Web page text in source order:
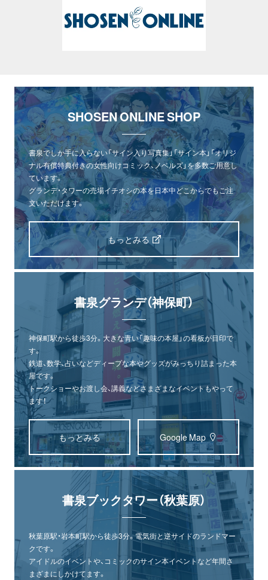
SHOSEN ONLINE SHOP
書泉でしか手に入らない「サイン入り写真集」「サイン本」「オリジ
ナル有償特典付きの女性向けコミック、ノベルズ」を多数ご用意し
ています。
グランデ・タワーの売場イチオシの本を日本中どこからでもご注
文いただけます。
もっとみる
書泉グランデ（神保町）
神保町駅から徒歩3分。大きな青い「趣味の本屋」の看板が目印で
す。
鉄道、数学、占いなどディープな本やグッズがみっちり詰まった本
屋です。
トークショーやお渡し会、講義などさまざまなイベントもやって
ます！
もっとみる Google Map
書泉ブックタワー（秋葉原）
秋葉原駅・岩本町駅から徒歩3分。電気街と逆サイドのランドマー
クです。
アイドルのイベントや、コミックのサイン本イベントなど年間さ
まざまにしかけてます。
オンライン
ショップ
書泉グランデ
（神保町）
書泉ブックタワー
（秋葉原）